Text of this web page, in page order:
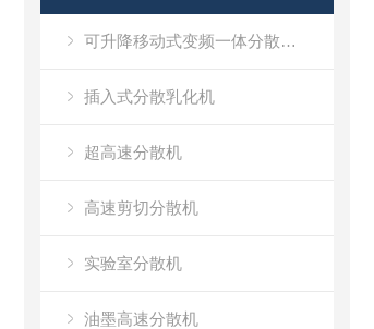
可升降移动式变频一体分散乳化机
插入式分散乳化机
超高速分散机
高速剪切分散机
实验室分散机
油墨高速分散机